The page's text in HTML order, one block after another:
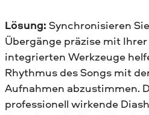
Lösung: Synchronisieren
Übergänge präzise mit
integrierten Werkzeuge
Rhythmus des Songs mit
Aufnahmen abzustimmen.
professionell wirkende